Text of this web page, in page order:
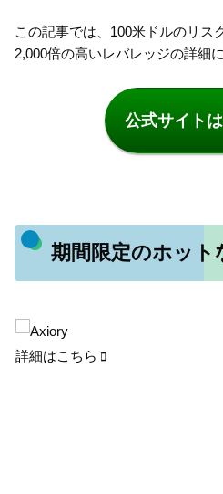
この記事では、100米ドルのリス
2,000倍の高いレバレッジの詳細
公式サイト
期間限定のホット
詳細はこちら